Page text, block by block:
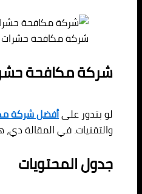
شركة مكافحة حشرات
شركة مكافحة حشرات في
لو بتدور علىأفضل شركة
والتقنيات. في المقالة
جدول المحتويات